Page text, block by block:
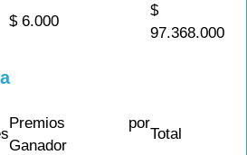
$ 6.000
$
97.368.000
Premios por
Ganador
Total